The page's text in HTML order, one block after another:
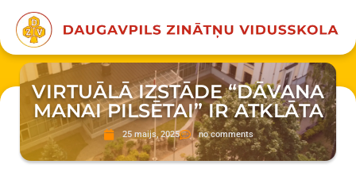
VIRTUĀLĀ IZSTĀDE “DĀVANA
MANAI PILSĒTAI” IR ATKLĀTA
25 maijs, 2025 no comments